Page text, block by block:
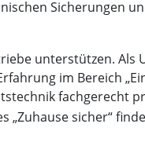
Sicherungen
unterstützen. Als
im Bereich
fachgerecht
„Zuhause sicher“